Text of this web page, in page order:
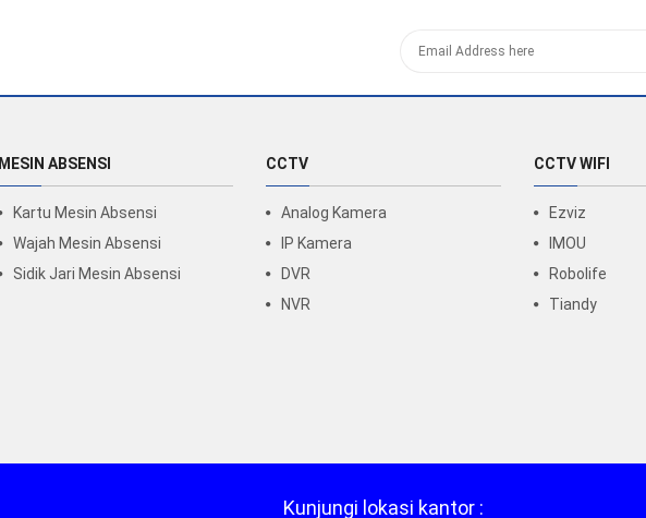
MESIN ABSENSI
Kartu Mesin Absensi
Wajah Mesin Absensi
Sidik Jari Mesin Absensi
CCTV
Analog Kamera
IP Kamera
DVR
NVR
CCTV WIFI
Ezviz
IMOU
Robolife
Tiandy
Kunjungi lokasi kantor :